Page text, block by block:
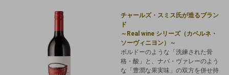
チャールズ・スミス氏が造るブラン
ド
～Real wine シリーズ（カベルネ・
ソーヴィニヨン）～
ボルドーのような「洗練された骨
格・酸」と、ナパ・ヴァレーのよう
な「豊潤な果実味」の双方を併せ持